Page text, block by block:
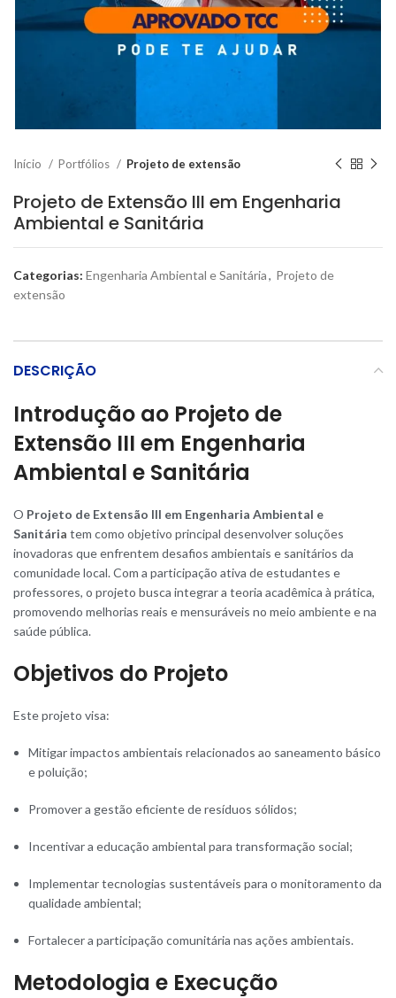
Início Portfólios Projeto de extensão
Projeto de Extensão III em Engenharia
Ambiental e Sanitária
Categorias: Engenharia Ambiental e Sanitária, Projeto de
extensão
DESCRIÇÃO
Introdução ao Projeto de
Extensão III em Engenharia
Ambiental e Sanitária
O Projeto de Extensão III em Engenharia Ambiental e
Sanitária tem como objetivo principal desenvolver soluções
inovadoras que enfrentem desafios ambientais e sanitários da
comunidade local. Com a participação ativa de estudantes e
professores, o projeto busca integrar a teoria acadêmica à prática,
promovendo melhorias reais e mensuráveis no meio ambiente e na
saúde pública.
Objetivos do Projeto
Este projeto visa:
Mitigar impactos ambientais relacionados ao saneamento básico
e poluição;
Promover a gestão eficiente de resíduos sólidos;
Incentivar a educação ambiental para transformação social;
Implementar tecnologias sustentáveis para o monitoramento da
qualidade ambiental;
Fortalecer a participação comunitária nas ações ambientais.
Metodologia e Execução